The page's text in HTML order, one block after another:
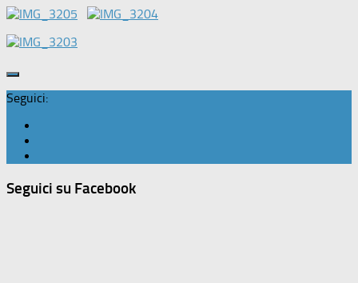
Seguici:
Seguici su Facebook